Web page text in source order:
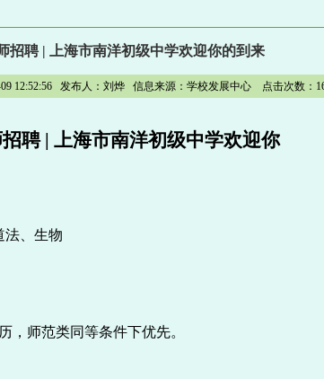
招聘 | 上海市南洋初级中学欢迎你的到来
09 12:52:56 发布人：刘烨 信息来源：学校发展中心 点击次数：
招聘 |上海市南洋初级中学欢迎你
法、生物
，师范类同等条件下优先。